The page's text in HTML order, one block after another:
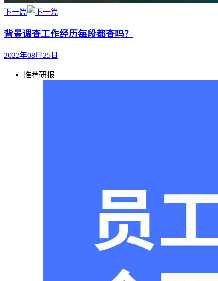
下一篇
背景调查工作经历每段都查吗？
2022年08月25日
推荐研报